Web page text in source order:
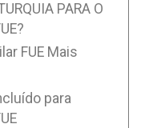
PARA O
FUE Mais
para